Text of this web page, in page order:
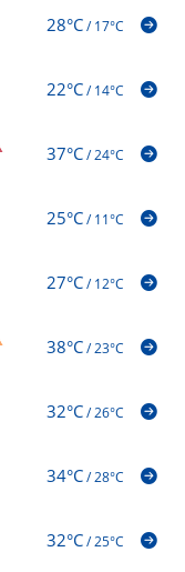
28°C/17°C
22°C/14°C
37°C/24°C
25°C/11°C
27°C/12°C
38°C/23°C
32°C/26°C
34°C/28°C
32°C/25°C